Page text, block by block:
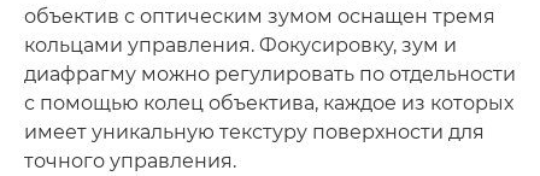
объектив с оптическим зумом оснащен тремя
кольцами управления. Фокусировку, зум и
диафрагму можно регулировать по отдельности
с помощью колец объектива, каждое из которых
имеет уникальную текстуру поверхности для
точного управления.